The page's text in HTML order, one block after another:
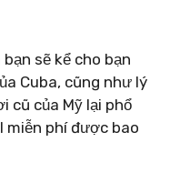
sẽ kể cho bạn
Cuba, cũng như lý
cũ của Mỹ lại phổ
miễn phí được bao